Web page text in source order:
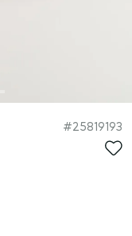
25819193